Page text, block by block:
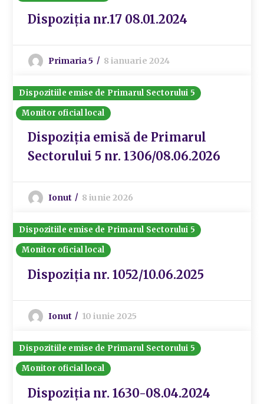
Dispoziția nr.17 08.01.2024
Primaria 5 8 ianuarie 2024
Dispozitiile emise de Primarul Sectorului 5
Monitor oficial local
Dispoziția emisă de Primarul
Sectorului 5 nr. 1306/08.06.2026
Ionut 8 iunie 2026
Dispozitiile emise de Primarul Sectorului 5
Monitor oficial local
Dispoziția nr. 1052/10.06.2025
Ionut 10 iunie 2025
Dispozitiile emise de Primarul Sectorului 5
Monitor oficial local
Dispoziția nr. 1630-08.04.2024